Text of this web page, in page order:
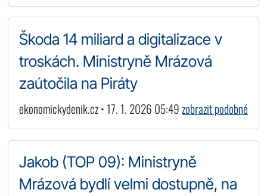
Škoda 14 miliard a digitalizace v
troskách. Ministryně Mrázová
zaútočila na Piráty
ekonomickydenik.cz • 17. 1. 2026 05:49zobrazit podobné
Jakob (TOP 09): Ministryně
Mrázová bydlí velmi dostupně, na